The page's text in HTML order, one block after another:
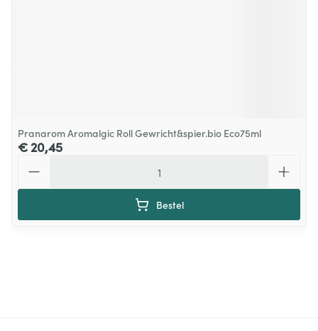
Pranarom Aromalgic Roll Gewricht&spier.bio Eco75ml
€ 20,45
Bestel